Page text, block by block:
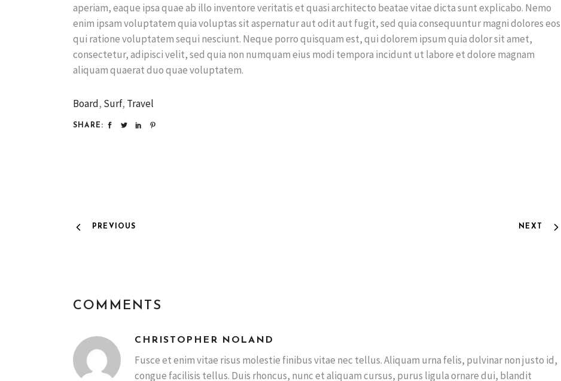
aperiam, eaque ipsa quae ab illo inventore veritatis et quasi architecto beatae vitae dicta sunt explicabo. Nemo
enim ipsam voluptatem quia voluptas sit aspernatur aut odit aut fugit, sed quia consequuntur magni dolores eos
qui ratione voluptatem sequi nesciunt. Neque porro quisquam est, qui dolorem ipsum quia dolor sit amet,
consectetur, adipisci velit, sed quia non numquam eius modi tempora incidunt ut labore et dolore magnam
aliquam quaerat duo quae voluptatem.
Board, Surf, Travel
SHARE:
PREVIOUS NEXT
COMMENTS
CHRISTOPHER NOLAND
Fusce et enim vitae risus molestie finibus vitae nec tellus. Aliquam urna felis, pulvinar non justo id,
congue facilisis tellus. Duis rhoncus, nunc et aliquam cursus, purus ligula ornare dui, blandit